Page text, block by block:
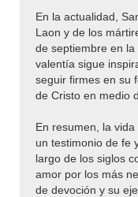
En la actualidad,
Laon y de los
de septiembre en
valentía sigue
seguir firmes en su
de Cristo en medio
En resumen, la
un testimonio de fe
largo de los siglos
amor por los más
de devoción y su